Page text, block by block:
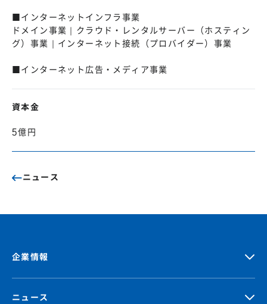
■インターネットインフラ事業
ドメイン事業｜クラウド・レンタルサーバー（ホスティン
グ）事業｜インターネット接続（プロバイダー）事業
■インターネット広告・メディア事業
資本金
5億円
ニュース
企業情報
ニュース